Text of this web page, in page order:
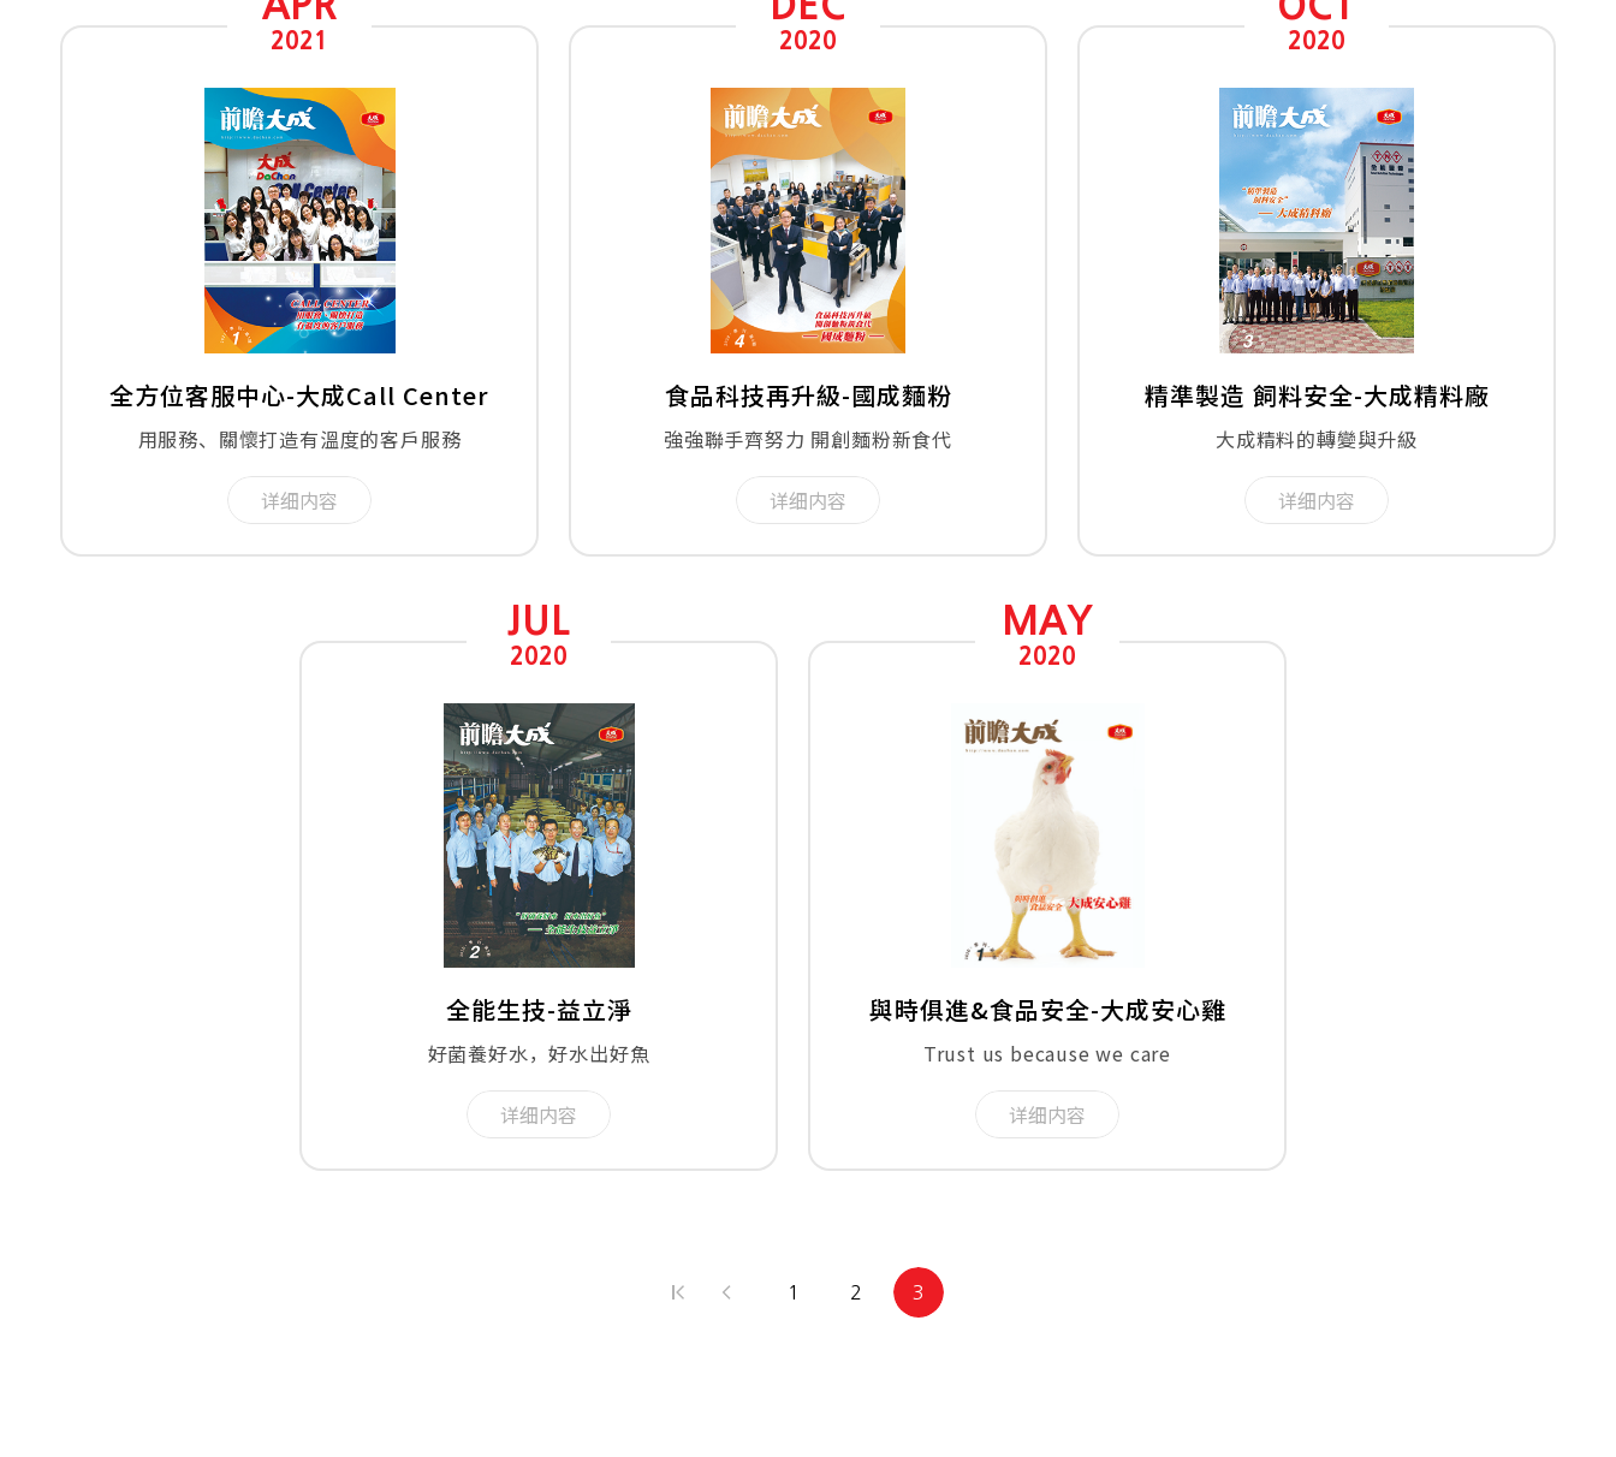
2021
全方位客服中心-大成Call Center
用服務、關懷打造有溫度的客戶服務
详细内容
2020
食品科技再升級-國成麵粉
強強聯手齊努力 開創麵粉新食代
详细内容
2020
精準製造 飼料安全-大成精料廠
大成精料的轉變與升級
详细内容
JUL
2020
全能生技-益立淨
好菌養好水，好水出好魚
详细内容
MAY
2020
與時俱進&食品安全-大成安心雞
Trust us because we care
详细内容
1 2 3